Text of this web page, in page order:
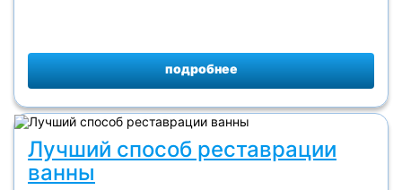
подробнее
Лучший способ реставрации
ванны